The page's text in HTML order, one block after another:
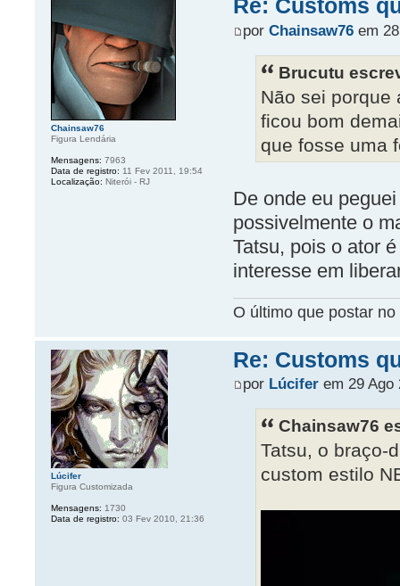
Re: Customs
por Chainsaw76em 28
Brucutu
Não sei porque
ficou bom
que fosse uma
De onde eu
possivelmente o
Tatsu, pois o ator
interesse em
O último que postar
Chainsaw76
Figura Lendária
Mensagens: 7963
Data de registro: 11 Fev 2011, 19:54
Localização: Niterói - RJ
Re: Customs
por Lúciferem 29 Ago
Chainsaw76
Tatsu, o braço-
custom estilo
Lúcifer
Figura Customizada
Mensagens: 1730
Data de registro: 03 Fev 2010, 21:36